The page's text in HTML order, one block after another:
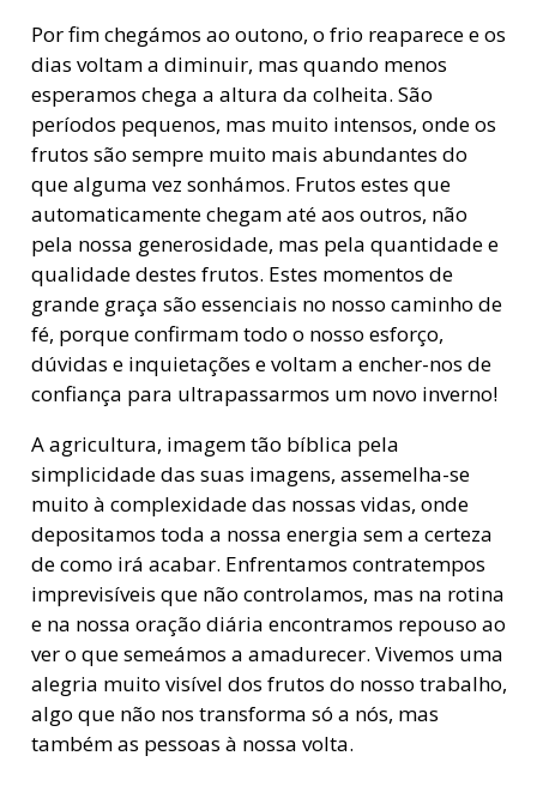
Por fim chegámos ao outono, o frio reaparece e os
dias voltam a diminuir, mas quando menos
esperamos chega a altura da colheita. São
períodos pequenos, mas muito intensos, onde os
frutos são sempre muito mais abundantes do
que alguma vez sonhámos. Frutos estes que
automaticamente chegam até aos outros, não
pela nossa generosidade, mas pela quantidade e
qualidade destes frutos. Estes momentos de
grande graça são essenciais no nosso caminho de
fé, porque confirmam todo o nosso esforço,
dúvidas e inquietações e voltam a encher-nos de
confiança para ultrapassarmos um novo inverno!
A agricultura, imagem tão bíblica pela
simplicidade das suas imagens, assemelha-se
muito à complexidade das nossas vidas, onde
depositamos toda a nossa energia sem a certeza
de como irá acabar. Enfrentamos contratempos
imprevisíveis que não controlamos, mas na rotina
e na nossa oração diária encontramos repouso ao
ver o que semeámos a amadurecer. Vivemos uma
alegria muito visível dos frutos do nosso trabalho,
algo que não nos transforma só a nós, mas
também as pessoas à nossa volta.